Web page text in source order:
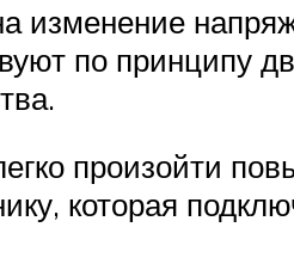
изменение
по принципу
произойти
которая